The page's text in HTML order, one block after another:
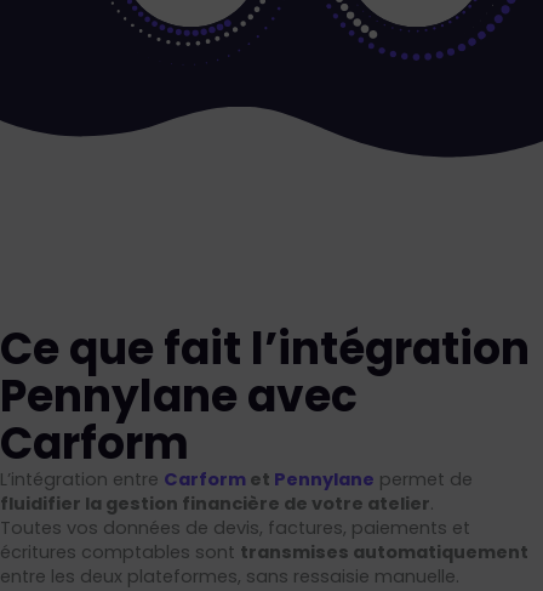
Ce que fait l’intégration
Pennylane avec
Carform
L’intégration entre Carform et Pennylane permet de
fluidifier la gestion financière de votre atelier.
Toutes vos données de devis, factures, paiements et
écritures comptables sont transmises automatiquement
entre les deux plateformes, sans ressaisie manuelle.